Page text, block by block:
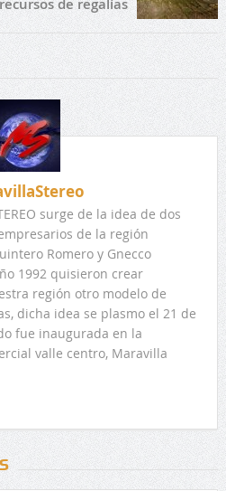
de regalías
surge de la idea de dos
de la región
Romero y Gnecco
1992 quisieron crear
región otro modelo de
dicha idea se plasmo el 21 de
fue inaugurada en la
valle centro, Maravilla